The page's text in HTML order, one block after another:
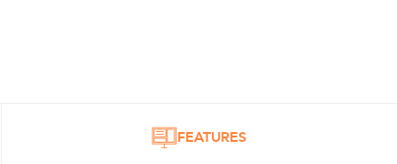
FEATURES